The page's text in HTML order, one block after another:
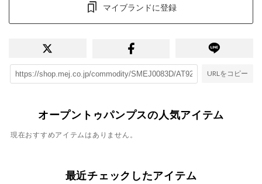
マイブランドに登録
URLをコピー
オープントゥパンプスの人気アイテム
現在おすすめアイテムはありません。
最近チェックしたアイテム